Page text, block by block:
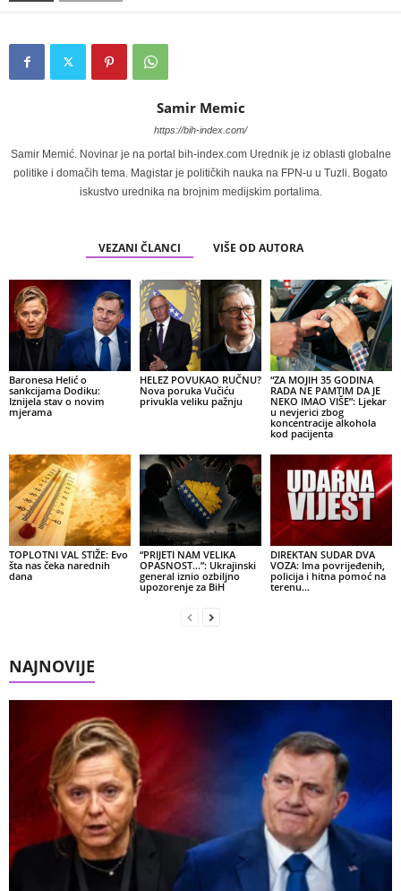
Samir Memic
https://bih-index.com/
Samir Memić. Novinar je na portal bih-index.com Urednik je iz oblasti globalne
politike i domačih tema. Magistar je političkih nauka na FPN-u u Tuzli. Bogato
iskustvo urednika na brojnim medijskim portalima.
VEZANI ČLANCI VIŠE OD AUTORA
Baronesa Helić o
sankcijama Dodiku:
Iznijela stav o novim
mjerama
HELEZ POVUKAO RUČNU?
Nova poruka Vučiću
privukla veliku pažnju
“ZA MOJIH 35 GODINA
RADA NE PAMTIM DA JE
NEKO IMAO VIŠE”: Ljekar
u nevjerici zbog
koncentracije alkohola
kod pacijenta
TOPLOTNI VAL STIŽE: Evo
šta nas čeka narednih
dana
“PRIJETI NAM VELIKA
OPASNOST…”: Ukrajinski
general iznio ozbiljno
upozorenje za BiH
DIREKTAN SUDAR DVA
VOZA: Ima povrijeđenih,
policija i hitna pomoć na
terenu…
NAJNOVIJE